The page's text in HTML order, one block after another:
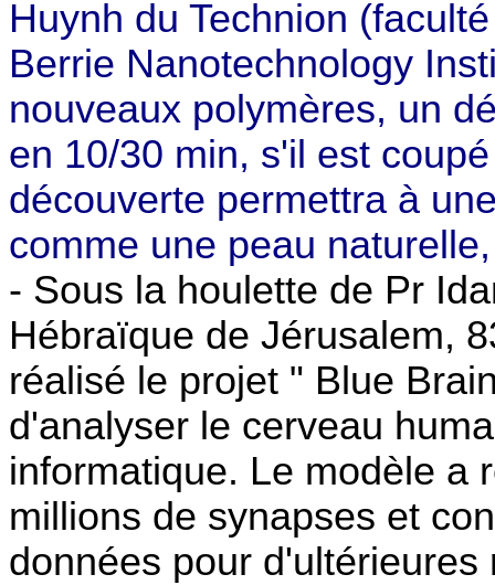
Huynh du Technion
Berrie Nanotechnology
nouveaux polymères, un
en 10/30 min, s'il est
découverte permettra à
comme une peau
- Sous la houlette de Pr
Hébraïque de Jérusalem,
réalisé le projet " Blue
d'analyser le cerveau
informatique. Le modèle a
millions de synapses et
données pour